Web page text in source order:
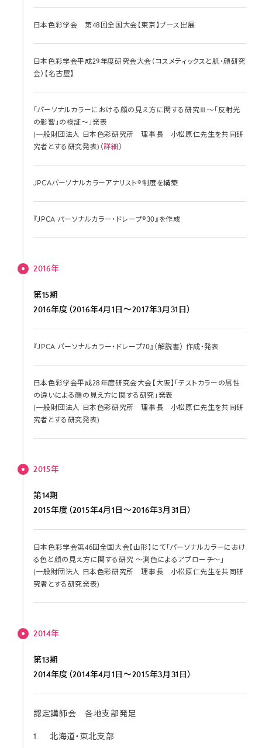
日本色彩学会 第48回全国大会【東京】ブース出展
日本色彩学会平成29年度研究会大会（コスメティックスと肌・顔研究
会）【名古屋】
「パーソナルカラーにおける顔の見え方に関する研究Ⅲ～「反射光
の影響」の検証～」発表
(一般財団法人 日本色彩研究所 理事長 小松原仁先生を共同研
究者とする研究発表)（詳細 ）
JPCAパーソナルカラーアナリスト®制度を構築
『JPCA パーソナルカラー・ドレープ®30』を作成
2016年
第15期
2016年度（2016年4月1日～2017年3月31日）
『JPCA パーソナルカラー・ドレープ70』（解説書） 作成・発表
日本色彩学会平成28年度研究会大会【大阪】「テストカラーの属性
の違いによる顔の見え方に関する研究」発表
(一般財団法人 日本色彩研究所 理事長 小松原仁先生を共同研
究者とする研究発表)
2015年
第14期
2015年度（2015年4月1日～2016年3月31日）
日本色彩学会第46回全国大会【山形】にて「パーソナルカラーにおけ
る色と顔の見え方に関する研究 〜測色によるアプローチ〜」
(一般財団法人 日本色彩研究所 理事長 小松原仁先生を共同研
究者とする研究発表)
2014年
第13期
2014年度（2014年4月1日～2015年3月31日）
認定講師会 各地支部発足
北海道・東北支部